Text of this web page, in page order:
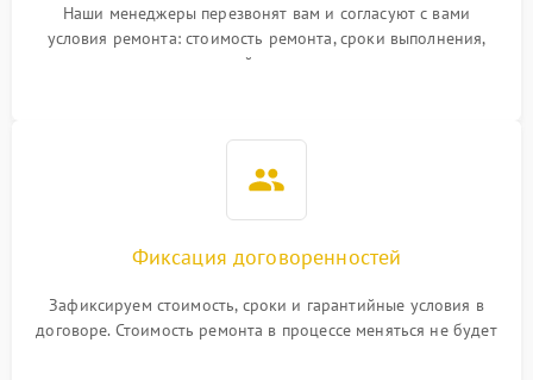
Наши менеджеры перезвонят вам и согласуют с вами
условия ремонта: стоимость ремонта, сроки выполнения,
гарантийные условия
Фиксация договоренностей
Зафиксируем стоимость, сроки и гарантийные условия в
договоре. Стоимость ремонта в процессе меняться не будет